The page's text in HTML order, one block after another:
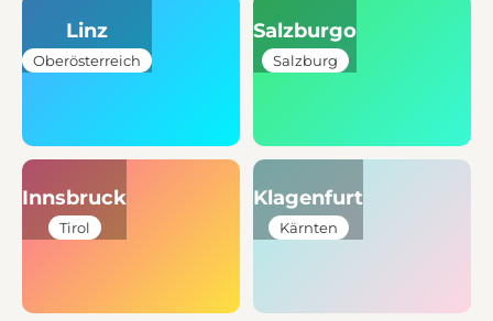
Linz
Oberösterreich
Salzburgo
Salzburg
Innsbruck
Tirol
Klagenfurt
Kärnten